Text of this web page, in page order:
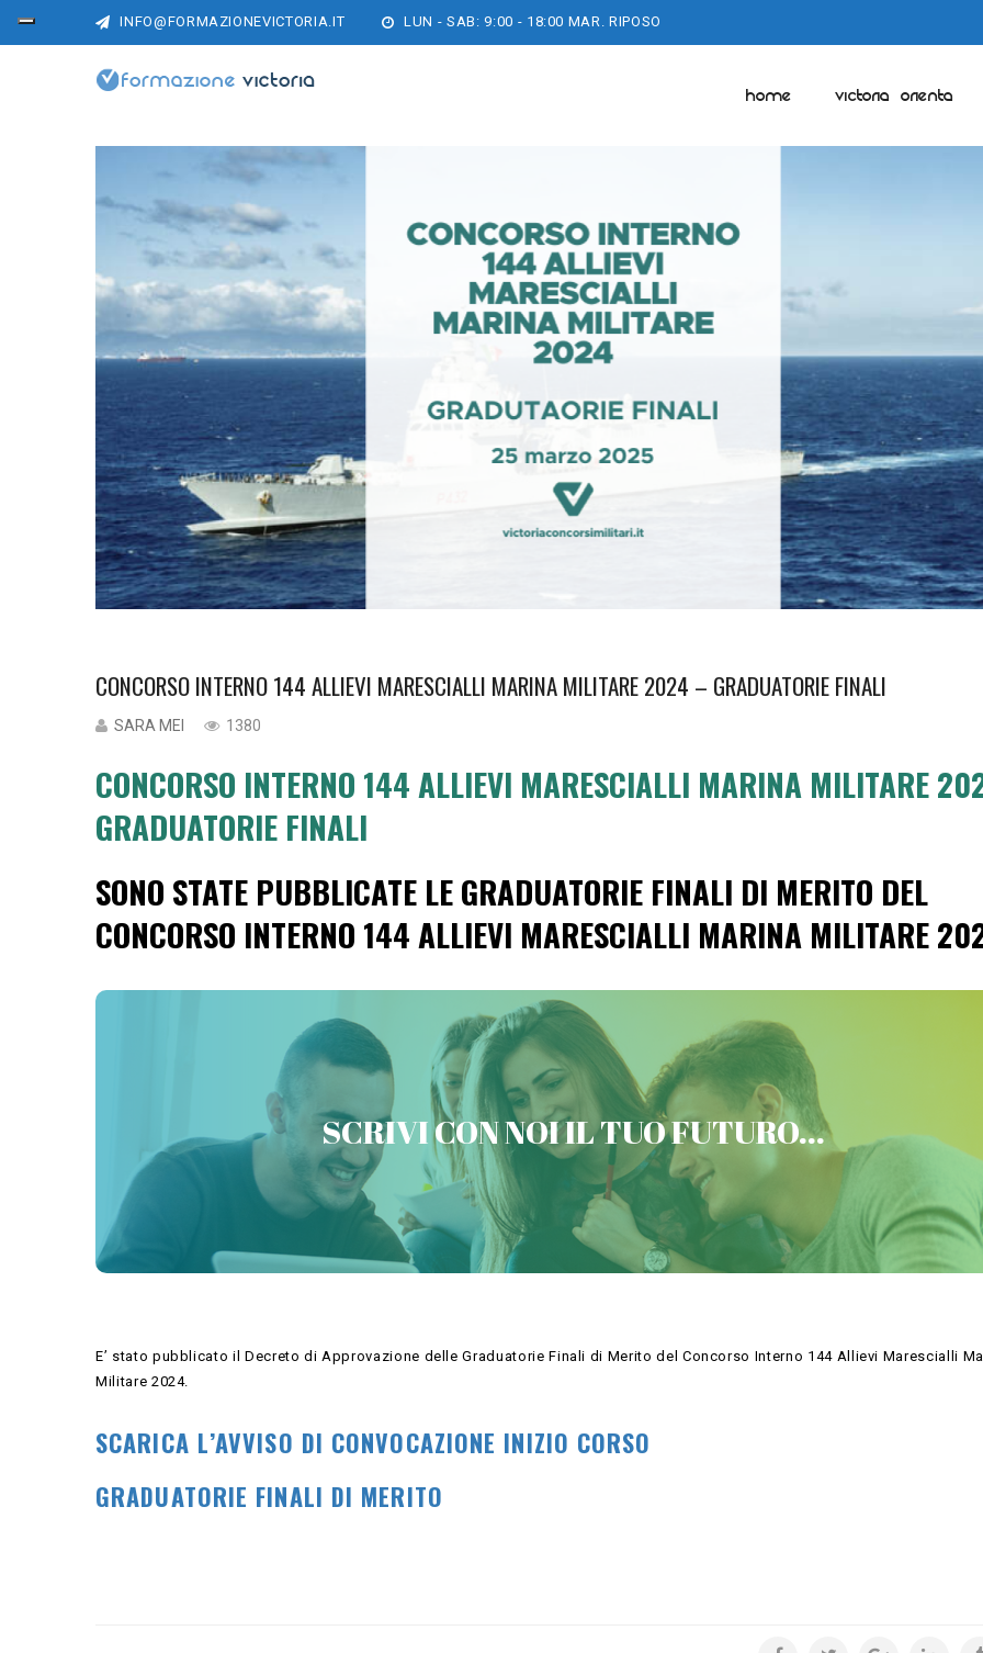
INFO@FORMAZIONEVICTORIA.IT LUN - SAB: 9:00 - 18:00 MAR. RIPOSO
HOME VICTORIA ORIENTA
CONCORSO INTERNO 144 ALLIEVI MARESCIALLI MARINA MILITARE 2024 – GRADUATORIE FINALI
SARA MEI 1380
CONCORSO INTERNO 144 ALLIEVI MARESCIALLI MARINA MILITARE
GRADUATORIE FINALI
SONO STATE PUBBLICATE LE GRADUATORIE FINALI DI MERITO DEL
CONCORSO INTERNO 144 ALLIEVI MARESCIALLI MARINA MILITARE
SCRIVI CON NOI IL TUO FUTURO...
PREPARATI CON VICTORIA CONCORSI MILITARI
Contattaci
E’ stato pubblicato il Decreto di Approvazione delle Graduatorie Finali di Merito del Concorso Interno 144 Allievi Marescialli
Militare 2024.
SCARICA L’AVVISO DI CONVOCAZIONE INIZIO CORSO
GRADUATORIE FINALI DI MERITO